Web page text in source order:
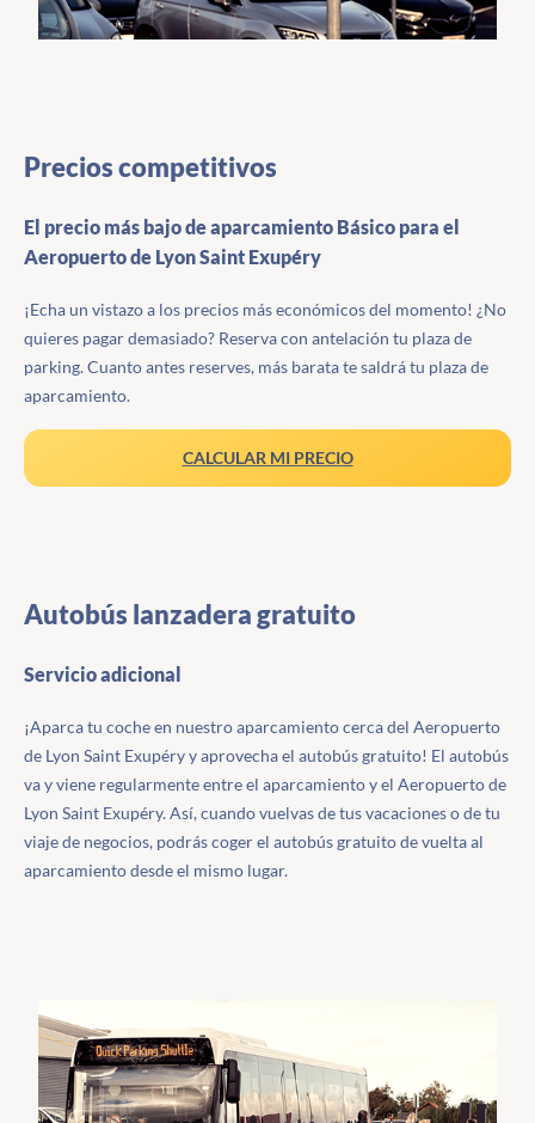
Precios competitivos
El precio más bajo de aparcamiento Básico para el
Aeropuerto de Lyon Saint Exupéry
¡Echa un vistazo a los precios más económicos del momento! ¿No
quieres pagar demasiado? Reserva con antelación tu plaza de
parking. Cuanto antes reserves, más barata te saldrá tu plaza de
aparcamiento.
CALCULAR MI PRECIO
Autobús lanzadera gratuito
Servicio adicional
¡Aparca tu coche en nuestro aparcamiento cerca del Aeropuerto
de Lyon Saint Exupéry y aprovecha el autobús gratuito! El autobús
va y viene regularmente entre el aparcamiento y el Aeropuerto de
Lyon Saint Exupéry. Así, cuando vuelvas de tus vacaciones o de tu
viaje de negocios, podrás coger el autobús gratuito de vuelta al
aparcamiento desde el mismo lugar.